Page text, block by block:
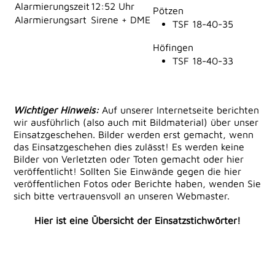
Alarmierungszeit 12:52 Uhr
Alarmierungsart Sirene + DME
Pötzen
TSF 18-40-35
Höfingen
TSF 18-40-33
Wichtiger Hinweis: Auf unserer Internetseite berichten
wir ausführlich (also auch mit Bildmaterial) über unser
Einsatzgeschehen. Bilder werden erst gemacht, wenn
das Einsatzgeschehen dies zulässt! Es werden keine
Bilder von Verletzten oder Toten gemacht oder hier
veröffentlicht! Sollten Sie Einwände gegen die hier
veröffentlichen Fotos oder Berichte haben, wenden Sie
sich bitte vertrauensvoll an unseren Webmaster.
Hier ist eine Übersicht der Einsatzstichwörter!